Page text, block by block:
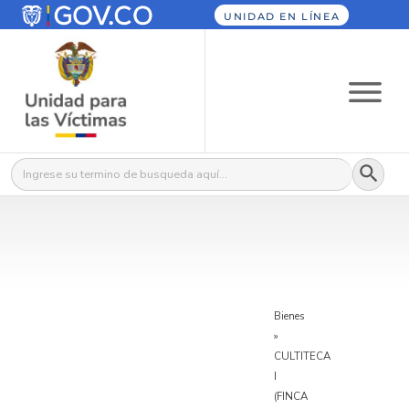
UNIDAD EN LÍNEA
Buscar: Botón
Bienes
»
CULTITECA
I
(FINCA